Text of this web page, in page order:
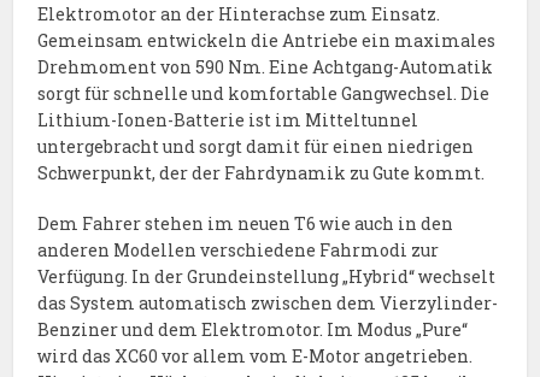
Elektromotor an der Hinterachse zum Einsatz.
Gemeinsam entwickeln die Antriebe ein maximales
Drehmoment von 590 Nm. Eine Achtgang-Automatik
sorgt für schnelle und komfortable Gangwechsel. Die
Lithium-Ionen-Batterie ist im Mitteltunnel
untergebracht und sorgt damit für einen niedrigen
Schwerpunkt, der der Fahrdynamik zu Gute kommt.
Dem Fahrer stehen im neuen T6 wie auch in den
anderen Modellen verschiedene Fahrmodi zur
Verfügung. In der Grundeinstellung „Hybrid“ wechselt
das System automatisch zwischen dem Vierzylinder-
Benziner und dem Elektromotor. Im Modus „Pure“
wird das XC60 vor allem vom E-Motor angetrieben.